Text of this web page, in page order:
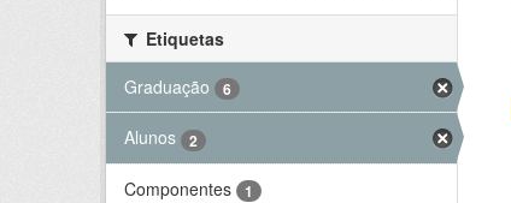
Etiquetas
Graduação
6
Alunos 2
Componentes 1